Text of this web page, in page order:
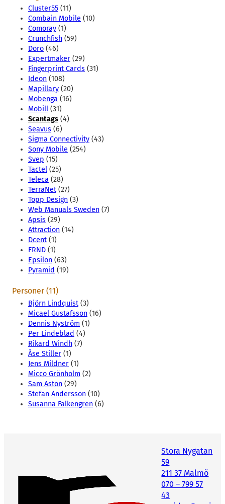
Cluster55 (11)
Combain Mobile (10)
Comoray (1)
Crunchfish (59)
Doro (46)
Expertmaker (29)
Fingerprint Cards (31)
Ideon (108)
Mapillary (20)
Mobenga (16)
Mobill (31)
Scantags (4)
Seavus (6)
Sigma Connectivity (43)
Sony Mobile (254)
Svep (15)
Tactel (25)
Teleca (28)
TerraNet (27)
Topp Design (3)
Web Manuals Sweden (7)
Apsis (29)
Attraction (14)
Dcent (1)
FRND (1)
Epsilon (63)
Pyramid (19)
Personer (11)
Björn Lindquist (3)
Micael Gustafsson (16)
Dennis Nyström (1)
Per Lindeblad (4)
Rikard Windh (7)
Åse Stiller (1)
Jens Mildner (1)
Micco Grönholm (2)
Sam Aston (29)
Stefan Andersson (10)
Susanna Falkengren (6)
Stora Nygatan
59
211 37 Malmö
070 – 799 57
43